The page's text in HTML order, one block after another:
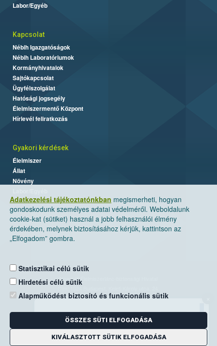
Adatkezelési tájékoztatónkban megismerheti, hogyan
gondoskodunk személyes adatai védelméről. Weboldalunk
cookie-kat (sütiket) használ a jobb felhasználói élmény
érdekében, melynek biztosításához kérjük, kattintson az
„Elfogadom” gombra.
Statisztikai célú sütik
Hirdetési célú sütik
Alapműködést biztosító és funkcionális sütik
ÖSSZES SÜTI ELFOGADÁSA
KIVÁLASZTOTT SÜTIK ELFOGADÁSA
Labor/Egyéb
Kapcsolat
Nébih Igazgatóságok
Nébih Laboratóriumok
Kormányhivatalok
Sajtókapcsolat
Ügyfélszolgálat
Hatósági jogsegély
Élelmiszermentő Központ
Hírlevél feliratkozás
Gyakori kérdések
Élelmiszer
Állat
Növény
Nemzeti Élelmiszerlánc-biztonsági Hivatal
Levelezési cím: 1525 Budapest. Pf. 30.
E-mail:ugyfelszolgalat@nebih.gov.hu
Zöld szám: 06-80/263-244
Telefon: 06-1/ 336-9000